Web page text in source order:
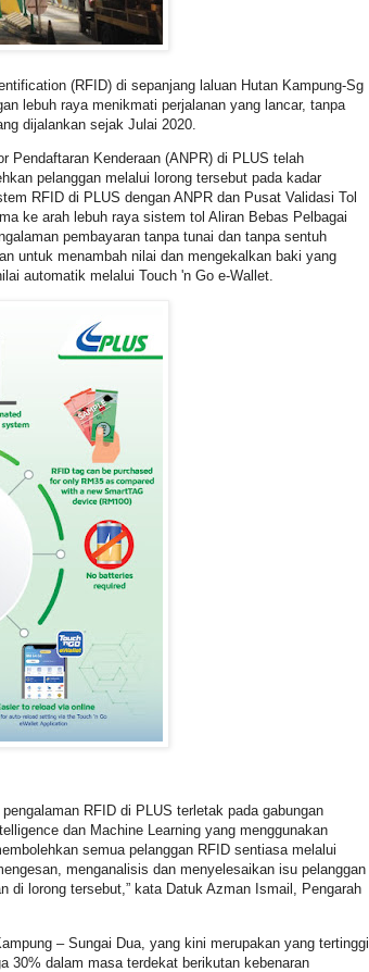
(RFID) di sepanjang laluan Hutan Kampung-Sg
lebuh raya menikmati perjalanan yang lancar, tanpa
dijalankan sejak Julai 2020.
Pendaftaran Kenderaan (ANPR) di PLUS telah
pelanggan melalui lorong tersebut pada kadar
RFID di PLUS dengan ANPR dan Pusat Validasi Tol
ke arah lebuh raya sistem tol Aliran Bebas Pelbagai
pembayaran tanpa tunai dan tanpa sentuh
untuk menambah nilai dan mengekalkan baki yang
automatik melalui Touch 'n Go e-Wallet.
RFID di PLUS terletak pada gabungan
dan Machine Learning yang menggunakan
semua pelanggan RFID sentiasa melalui
menganalisis dan menyelesaikan isu pelanggan
di lorong tersebut,” kata Datuk Azman Ismail, Pengarah
– Sungai Dua, yang kini merupakan yang tertinggi
30% dalam masa terdekat berikutan kebenaran